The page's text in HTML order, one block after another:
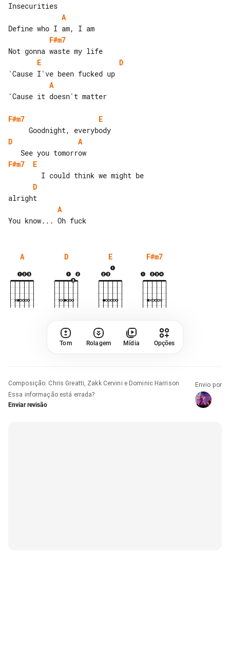
A
F#m7
E
D
A
'Cause it doesn't matter
F#m7
E
D
A
F#m7
E
D
A
A D E F#m7
Tom Rolagem Mídia Opções
Composição: Chris Greatti, Zakk Cervini e Dominic Harrison
Essa informação está errada?
Enviar revisão
Envio por